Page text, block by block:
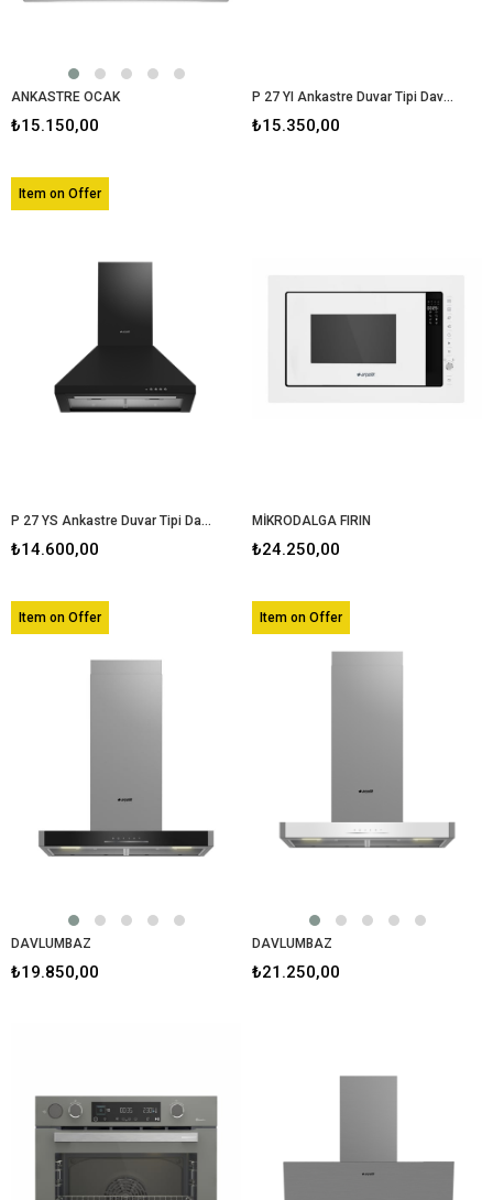
ANKASTRE OCAK
₺15.150,00
P 27 YI Ankastre Duvar Tipi Davlumbaz
₺15.350,00
P 27 YS Ankastre Duvar Tipi Davlumbaz
₺14.600,00
Item on Offer
MİKRODALGA FIRIN
₺24.250,00
DAVLUMBAZ
₺19.850,00
Item on Offer
DAVLUMBAZ
₺21.250,00
Item on Offer